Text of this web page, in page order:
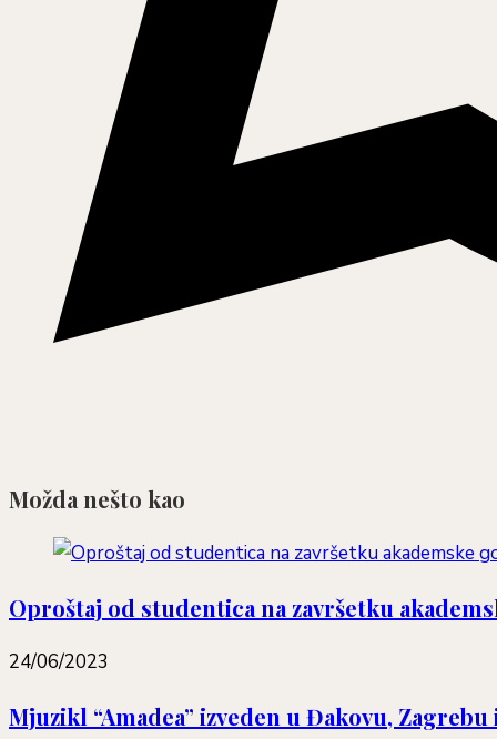
Možda nešto kao
Oproštaj od studentica na završetku
24/06/2023
Mjuzikl “Amadea” izveden u Đakovu, Zagrebu